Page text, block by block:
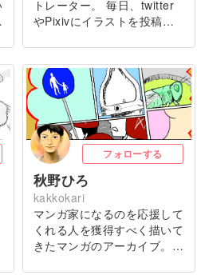
トレーター。 毎日、twitter
やPixivにイラストを投稿…
フォローする
秋野ひろ
kakkokari
マンガ家になるのを応援して
くれる人を獲得すべく描いて
きたマンガのアーカイブ。…